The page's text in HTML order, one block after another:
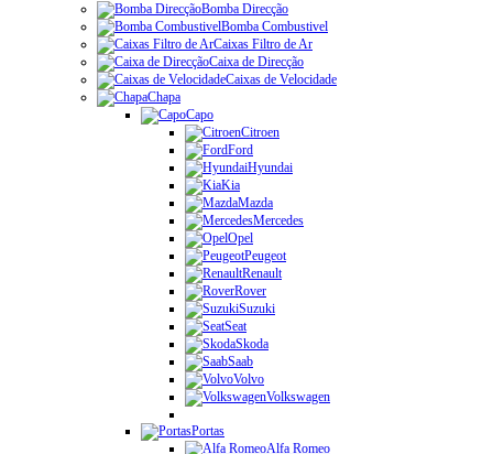
Bomba Direcção
Bomba Combustivel
Caixas Filtro de Ar
Caixa de Direcção
Caixas de Velocidade
Chapa
Capo
Citroen
Ford
Hyundai
Kia
Mazda
Mercedes
Opel
Peugeot
Renault
Rover
Suzuki
Seat
Skoda
Saab
Volvo
Volkswagen
Portas
Alfa Romeo